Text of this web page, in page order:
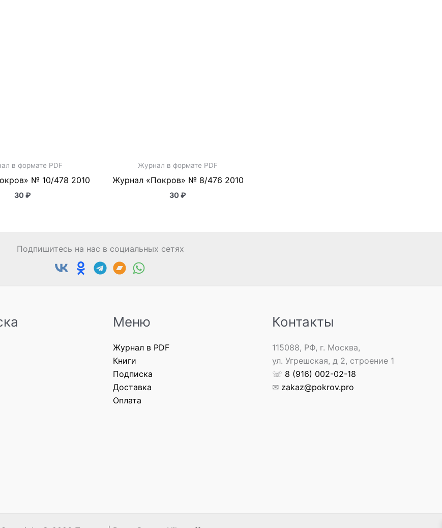
в формате PDF
№ 10/478 2010
30 ₽
Журнал в формате PDF
Журнал «Покров» № 8/476 2010
30 ₽
Подпишитесь на нас в социальных сетях
Меню
Журнал в PDF
Книги
Подписка
Доставка
Оплата
Контакты
115088, РФ, г. Москва,
ул. Угрешская, д 2, строение 1
☏ 8 (916) 002-02-18
✉ zakaz@pokrov.pro